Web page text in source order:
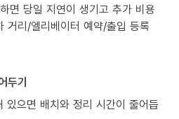
면 당일 지연이 생기고 추가 비용
거리/엘리베이터 예약/출입 등록
두기
있으면 배치와 정리 시간이 줄어듭